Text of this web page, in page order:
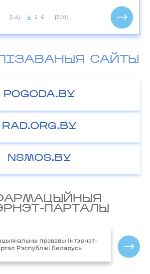
[1..4] 4 5 6 [7..10]
САЙТЫ
POGODA.BY
RAD.ORG.BY
NSMOS.BY
ПАРТАЛЫ
прававы Інтэрнэт-
Рэспублікі Беларусь